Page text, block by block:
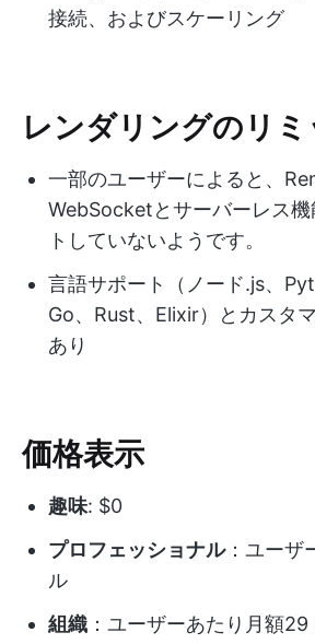
接続、およびスケーリング
レンダリングのリミ
一部のユーザーによると、
WebSocketとサーバーレス
トしていないようです。
言語サポート（ノード.js、
Go、Rust、Elixir）とカスタ
あり
価格表示
趣味: $0
プロフェッショナル：ユーザ
ル
組織 ：ユーザーあたり月額29